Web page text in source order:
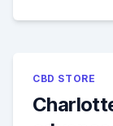
CBD STORE